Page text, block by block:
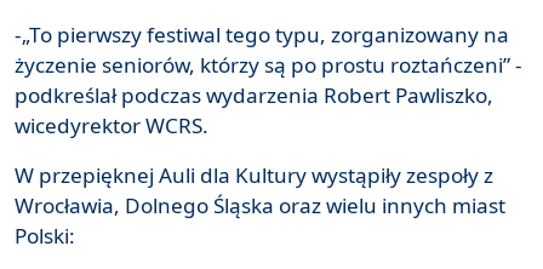
-„To pierwszy festiwal tego typu, zorganizowany na
życzenie seniorów, którzy są po prostu roztańczeni” -
podkreślał podczas wydarzenia Robert Pawliszko,
wicedyrektor WCRS.
W przepięknej Auli dla Kultury wystąpiły zespoły z
Wrocławia, Dolnego Śląska oraz wielu innych miast
Polski: